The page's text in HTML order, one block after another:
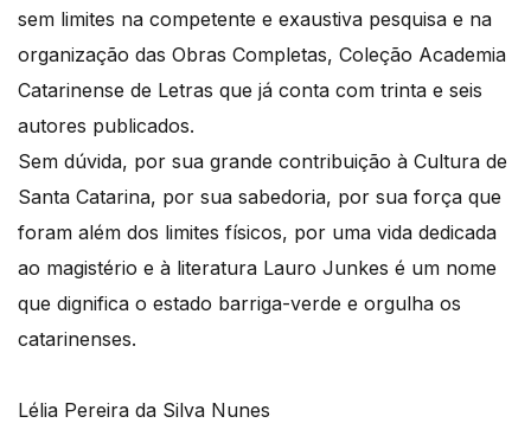
sem limites na competente e exaustiva pesquisa e na
organização das Obras Completas, Coleção Academia
Catarinense de Letras que já conta com trinta e seis
autores publicados.
Sem dúvida, por sua grande contribuição à Cultura de
Santa Catarina, por sua sabedoria, por sua força que
foram além dos limites físicos, por uma vida dedicada
ao magistério e à literatura Lauro Junkes é um nome
que dignifica o estado barriga-verde e orgulha os
catarinenses.
Lélia Pereira da Silva Nunes